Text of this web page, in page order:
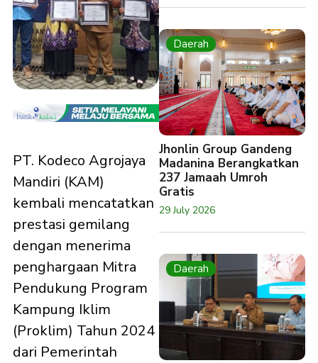
PT. Kodeco Agrojaya
Mandiri (KAM)
kembali mencatatkan
prestasi gemilang
dengan menerima
penghargaan Mitra
Pendukung Program
Kampung Iklim
(Proklim) Tahun 2024
dari Pemerintah
Daerah
Jhonlin Group Gandeng
Madanina Berangkatkan
237 Jamaah Umroh
Gratis
29 July 2026
Daerah